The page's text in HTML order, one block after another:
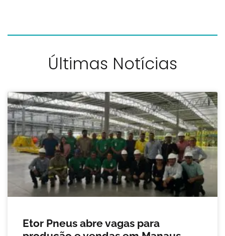
Últimas Notícias
Etor Pneus abre vagas para